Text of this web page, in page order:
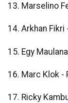
13. Marselino
14. Arkhan Fikri
15. Egy
16. Marc Klok -
17. Ricky